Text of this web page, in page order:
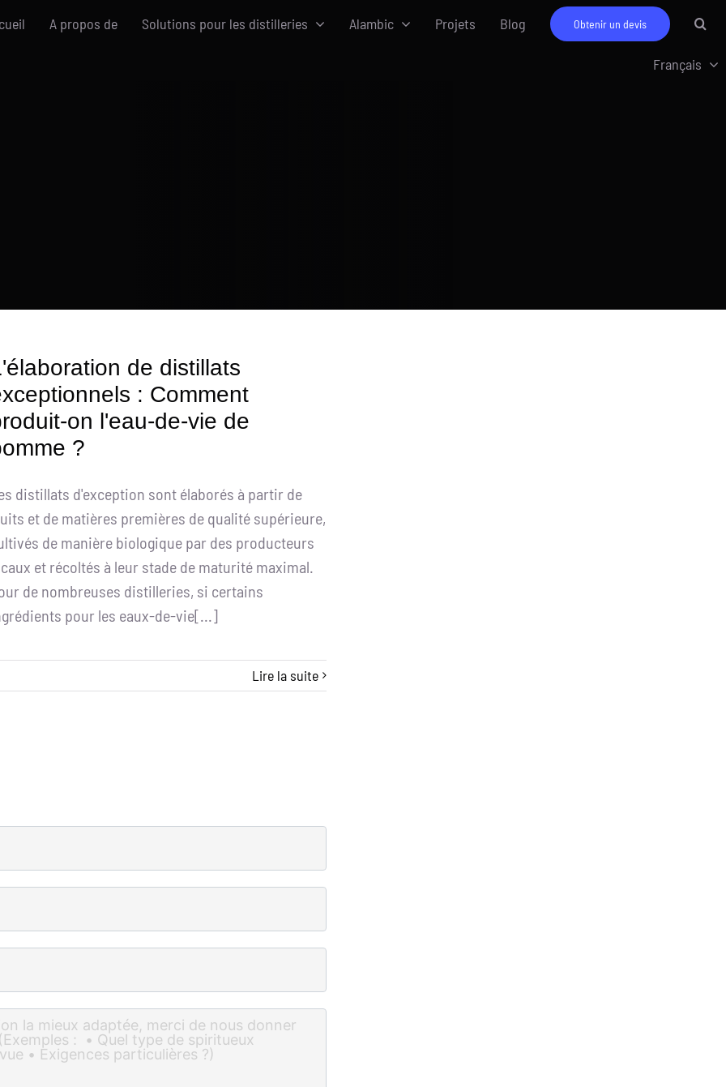
A propos de Solutions pour les distilleries Alambic Projets Blog Obtenir un devis
Français
de distillats
: Comment
on l'eau-de-vie de
?
distillats d'exception sont élaborés à partir de
et de matières premières de qualité supérieure,
de manière biologique par des producteurs
et récoltés à leur stade de maturité maximal.
de nombreuses distilleries, si certains
pour les eaux-de-vie[...]
Lire la suite